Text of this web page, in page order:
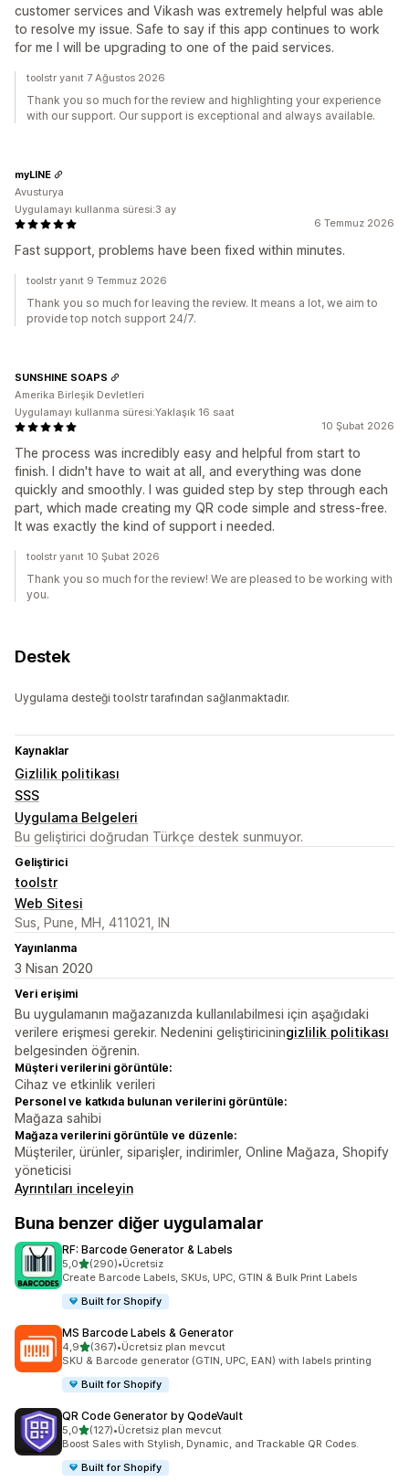
customer services and Vikash was extremely helpful was able
to resolve my issue. Safe to say if this app continues to work
for me I will be upgrading to one of the paid services.
toolstr yanıt 7 Ağustos 2026
Thank you so much for the review and highlighting your experience
with our support. Our support is exceptional and always available.
6 Temmuz 2026
Fast support, problems have been fixed within minutes.
myLINE
Avusturya
Uygulamayı kullanma süresi:3 ay
toolstr yanıt 9 Temmuz 2026
Thank you so much for leaving the review. It means a lot, we aim to
provide top notch support 24/7.
10 Şubat 2026
The process was incredibly easy and helpful from start to
finish. I didn't have to wait at all, and everything was done
quickly and smoothly. I was guided step by step through each
part, which made creating my QR code simple and stress-free.
It was exactly the kind of support i needed.
SUNSHINE SOAPS
Amerika Birleşik Devletleri
Uygulamayı kullanma süresi:Yaklaşık 16 saat
toolstr yanıt 10 Şubat 2026
Thank you so much for the review! We are pleased to be working with
you.
Destek
Uygulama desteği toolstr tarafından sağlanmaktadır.
Kaynaklar
Gizlilik politikası
SSS
Uygulama Belgeleri
Bu geliştirici doğrudan Türkçe destek sunmuyor.
Geliştirici
toolstr
Web Sitesi
Sus, Pune, MH, 411021, IN
Yayınlanma
3 Nisan 2020
Veri erişimi
Bu uygulamanın mağazanızda kullanılabilmesi için aşağıdaki
verilere erişmesi gerekir. Nedenini geliştiriciningizlilik politikası
belgesinden öğrenin.
Müşteri verilerini görüntüle:
Cihaz ve etkinlik verileri
Personel ve katkıda bulunan verilerini görüntüle:
Mağaza sahibi
Mağaza verilerini görüntüle ve düzenle:
Müşteriler, ürünler, siparişler, indirimler, Online Mağaza, Shopify
yöneticisi
Ayrıntıları inceleyin
Buna benzer diğer uygulamalar
RF: Barcode Generator & Labels
5,05 yıldız üzerinden
(290)
toplam 290 değerlendirme
•Ücretsiz
Create Barcode Labels, SKUs, UPC, GTIN & Bulk Print Labels
Built for Shopify
MS Barcode Labels & Generator
4,95 yıldız üzerinden
(367)
toplam 367 değerlendirme
•Ücretsiz plan mevcut
SKU & Barcode generator (GTIN, UPC, EAN) with labels printing
Built for Shopify
QR Code Generator by QodeVault
5,05 yıldız üzerinden
(127)
toplam 127 değerlendirme
•Ücretsiz plan mevcut
Boost Sales with Stylish, Dynamic, and Trackable QR Codes.
Built for Shopify